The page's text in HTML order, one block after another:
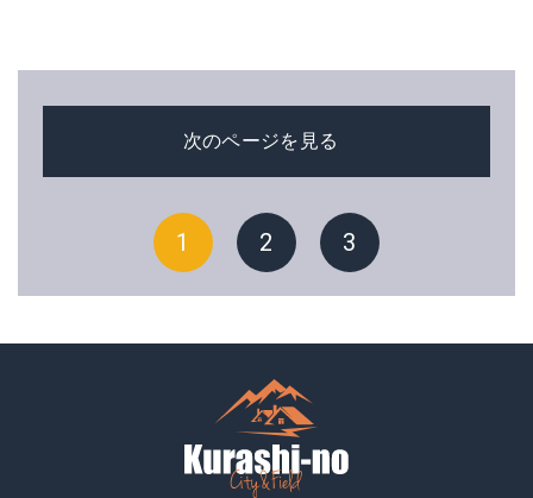
次のページを見る
1 2 3